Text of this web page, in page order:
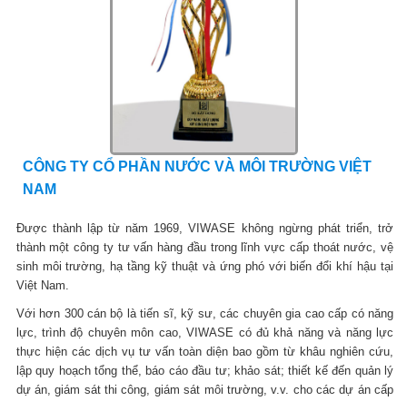
CÔNG TY CỔ PHẦN NƯỚC VÀ MÔI TRƯỜNG VIỆT
NAM
Được thành lập từ năm 1969, VIWASE không ngừng phát triển, trở
thành một công ty tư vấn hàng đầu trong lĩnh vực cấp thoát nước, vệ
sinh môi trường, hạ tầng kỹ thuật và ứng phó với biến đổi khí hậu tại
Việt Nam.
Với hơn 300 cán bộ là tiến sĩ, kỹ sư, các chuyên gia cao cấp có năng
lực, trình độ chuyên môn cao, VIWASE có đủ khả năng và năng lực
thực hiện các dịch vụ tư vấn toàn diện bao gồm từ khâu nghiên cứu,
lập quy hoạch tổng thể, báo cáo đầu tư; khảo sát; thiết kế đến quản lý
dự án, giám sát thi công, giám sát môi trường, v.v. cho các dự án cấp